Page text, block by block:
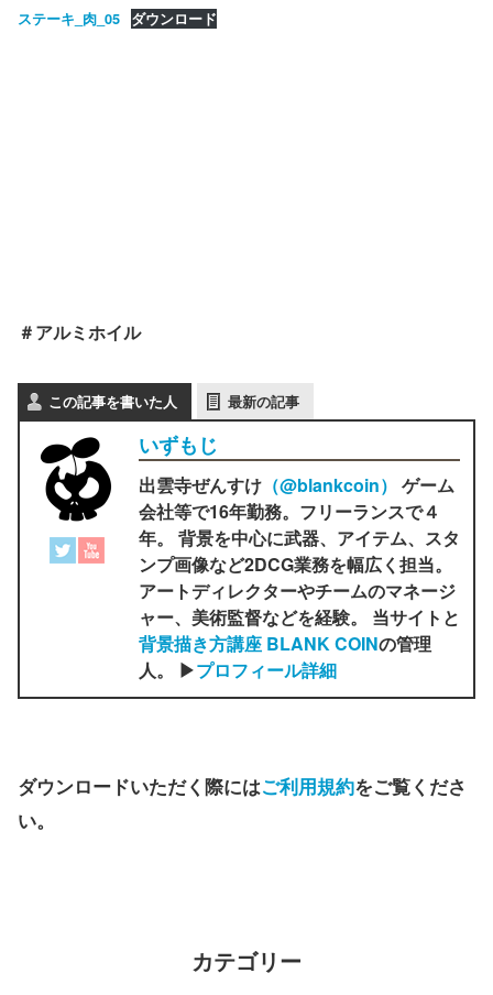
ステーキ_肉_05 ダウンロード
＃アルミホイル
この記事を書いた人 最新の記事
いずもじ
出雲寺ぜんすけ （‎@blankcoin） ゲーム
会社等で16年勤務。フリーランスで４
年。 背景を中心に武器、アイテム、スタ
ンプ画像など2DCG業務を幅広く担当。
アートディレクターやチームのマネージ
ャー、美術監督などを経験。 当サイトと
背景描き方講座 BLANK COINの管理
人。 ▶プロフィール詳細
ダウンロードいただく際にはご利用規約をご覧くださ
い。
カテゴリー